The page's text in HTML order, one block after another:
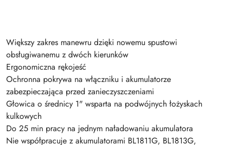
Większy zakres manewru dzięki nowemu spustowi
obsługiwanemu z dwóch kierunków
Ergonomiczna rękojeść
Ochronna pokrywa na włączniku i akumulatorze
zabezpieczająca przed zanieczyszczeniami
Głowica o średnicy 1" wsparta na podwójnych łożyskach
kulkowych
Do 25 min pracy na jednym naładowaniu akumulatora
Nie współpracuje z akumulatorami BL1811G, BL1813G,